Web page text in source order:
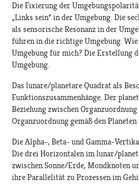
Die Fixierung der
„Links sein“ in der Umgebung. Die
als sensorische Resonanz in der
führen in die richtige Umgebung.
Umgebung für mich? Die Erstellung
Umgebung.
Das lunare/planetare Quadrat als
Funktionszusammenhänge. Der
Beziehung zwischen
Organzuordnung gemäß den
Die Alpha-, Beta- und Gamma-
Die drei Horizontalen im lunar/
zwischen Sonne/Erde, Mondknoten
ihre Parallelität zu Prozessen im